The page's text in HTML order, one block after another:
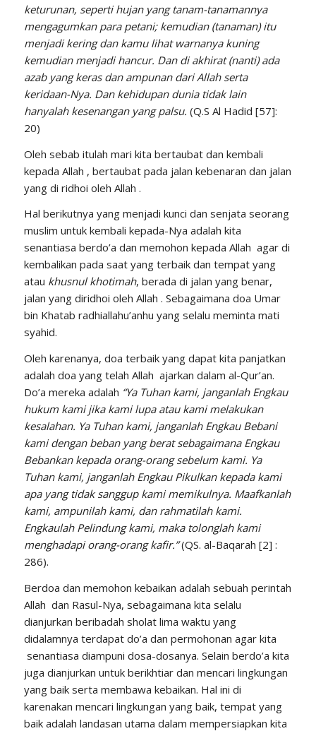
keturunan, seperti hujan yang tanam-tanamannya
mengagumkan para petani; kemudian (tanaman) itu
menjadi kering dan kamu lihat warnanya kuning
kemudian menjadi hancur. Dan di akhirat (nanti) ada
azab yang keras dan ampunan dari Allah serta
keridaan-Nya. Dan kehidupan dunia tidak lain
hanyalah kesenangan yang palsu. (Q.S Al Hadid [57]:
20)
Oleh sebab itulah mari kita bertaubat dan kembali
kepada Allah , bertaubat pada jalan kebenaran dan jalan
yang di ridhoi oleh Allah .
Hal berikutnya yang menjadi kunci dan senjata seorang
muslim untuk kembali kepada-Nya adalah kita
senantiasa berdo’a dan memohon kepada Allah agar di
kembalikan pada saat yang terbaik dan tempat yang
atau khusnul khotimah, berada di jalan yang benar,
jalan yang diridhoi oleh Allah . Sebagaimana doa Umar
bin Khatab radhiallahu’anhu yang selalu meminta mati
syahid.
Oleh karenanya, doa terbaik yang dapat kita panjatkan
adalah doa yang telah Allah ajarkan dalam al-Qur’an.
Do’a mereka adalah “Ya Tuhan kami, janganlah Engkau
hukum kami jika kami lupa atau kami melakukan
kesalahan. Ya Tuhan kami, janganlah Engkau Bebani
kami dengan beban yang berat sebagaimana Engkau
Bebankan kepada orang-orang sebelum kami. Ya
Tuhan kami, janganlah Engkau Pikulkan kepada kami
apa yang tidak sanggup kami memikulnya. Maafkanlah
kami, ampunilah kami, dan rahmatilah kami.
Engkaulah Pelindung kami, maka tolonglah kami
menghadapi orang-orang kafir.”(QS. al-Baqarah [2] :
286).
Berdoa dan memohon kebaikan adalah sebuah perintah
Allah dan Rasul-Nya, sebagaimana kita selalu
dianjurkan beribadah sholat lima waktu yang
didalamnya terdapat do’a dan permohonan agar kita
senantiasa diampuni dosa-dosanya. Selain berdo’a kita
juga dianjurkan untuk berikhtiar dan mencari lingkungan
yang baik serta membawa kebaikan. Hal ini di
karenakan mencari lingkungan yang baik, tempat yang
baik adalah landasan utama dalam mempersiapkan kita